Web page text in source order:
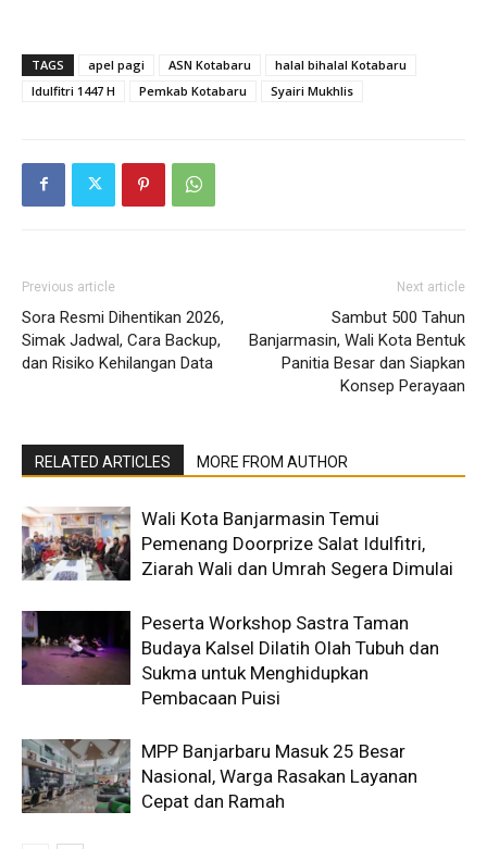
TAGS apel pagi ASN Kotabaru
halal bihalal Kotabaru
Idulfitri 1447 H
Pemkab Kotabaru Syairi Mukhlis
Previous article
Sora Resmi Dihentikan 2026,
Simak Jadwal, Cara Backup,
dan Risiko Kehilangan Data
Next article
Sambut 500 Tahun
Banjarmasin, Wali Kota Bentuk
Panitia Besar dan Siapkan
Konsep Perayaan
RELATED ARTICLES MORE FROM AUTHOR
Wali Kota Banjarmasin Temui
Pemenang Doorprize Salat Idulfitri,
Ziarah Wali dan Umrah Segera Dimulai
Peserta Workshop Sastra Taman
Budaya Kalsel Dilatih Olah Tubuh dan
Sukma untuk Menghidupkan
Pembacaan Puisi
MPP Banjarbaru Masuk 25 Besar
Nasional, Warga Rasakan Layanan
Cepat dan Ramah